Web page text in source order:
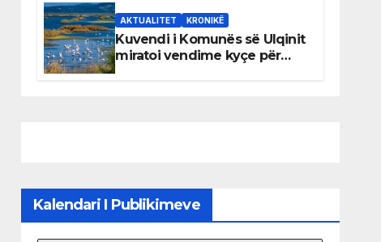
AKTUALITET KRONIKË
Kuvendi i Komunës së Ulqinit
miratoi vendime kyçe për
Kalendari I Publikimeve